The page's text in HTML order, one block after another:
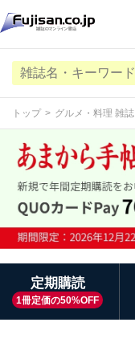
トップ グルメ・料理 雑誌
定期購読
1冊定価の50%OFF